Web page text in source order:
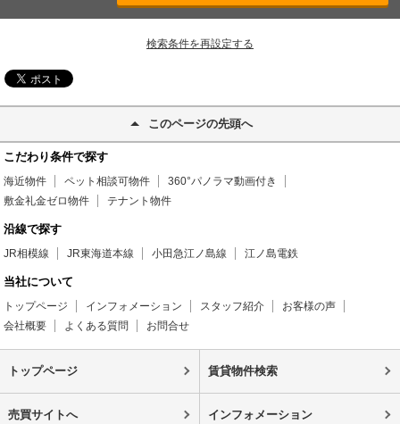
検索条件を再設定する
このページの先頭へ
こだわり条件で探す
海近物件 ペット相談可物件
360°パノラマ動画付き
敷金礼金ゼロ物件
テナント物件
沿線で探す
JR相模線 JR東海道本線 小田急江ノ島線 江ノ島電鉄
当社について
トップページ インフォメーション スタッフ紹介
お客様の声
会社概要
よくある質問 お問合せ
トップページ 賃貸物件検索
売買サイトへ インフォメーション